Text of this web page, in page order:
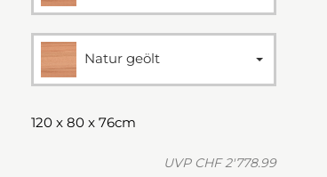
Natur geölt
120 x 80 x 76cm
UVP CHF 2'778.99